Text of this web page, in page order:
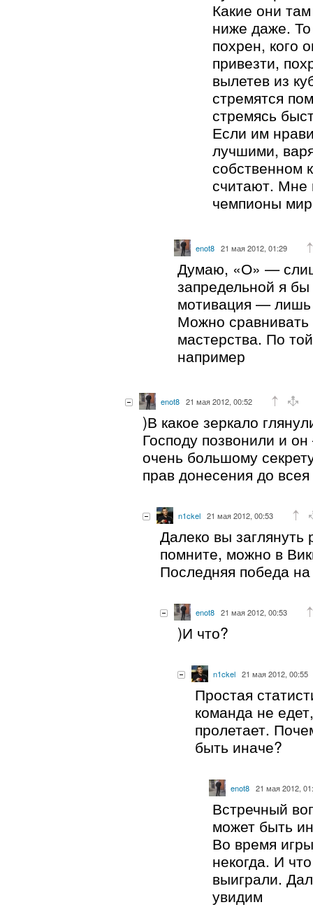
Какие они
ниже даже.
похрен, кого
привезти,
вылетев из
стремятся
стремясь
Если им
лучшими,
собственном
считают.
чемпионы
enot8 21 мая 2012, 01:29
Думаю, «О» —
запредельной я
мотивация —
Можно
мастерства. По
например
enot8 21 мая 2012, 00:52
)В какое зеркало
Господу позвонили и
очень большому
прав донесения до
n1ckel 21 мая 2012, 00:53
Далеко вы
помните, можно в
Последняя победа
enot8 21 мая 2012, 00:53
)И что?
n1ckel 21 мая 2012, 00:55
Простая
команда не
пролетает.
быть иначе?
enot8 21 мая 2012,
Встречный
может быть
Во время
некогда. И
выиграли.
увидим